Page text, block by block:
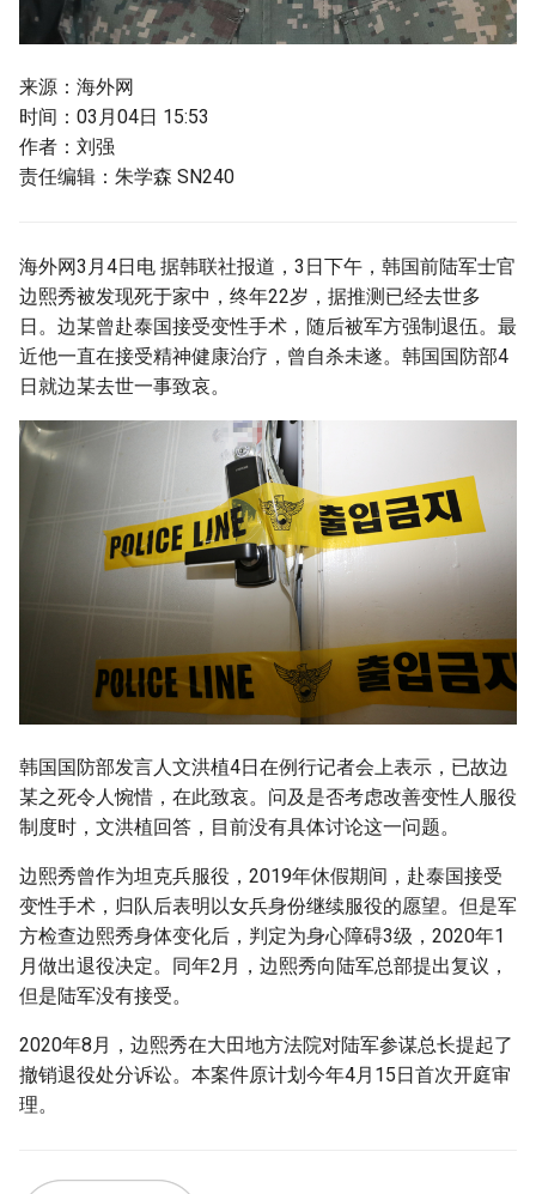
来源：海外网
时间：03月04日 15:53
作者：刘强
责任编辑：朱学森 SN240
海外网3月4日电 据韩联社报道，3日下午，韩国前陆军士官
边熙秀被发现死于家中，终年22岁，据推测已经去世多
日。边某曾赴泰国接受变性手术，随后被军方强制退伍。最
近他一直在接受精神健康治疗，曾自杀未遂。韩国国防部4
日就边某去世一事致哀。
韩国国防部发言人文洪植4日在例行记者会上表示，已故边
某之死令人惋惜，在此致哀。问及是否考虑改善变性人服役
制度时，文洪植回答，目前没有具体讨论这一问题。
边熙秀曾作为坦克兵服役，2019年休假期间，赴泰国接受
变性手术，归队后表明以女兵身份继续服役的愿望。但是军
方检查边熙秀身体变化后，判定为身心障碍3级，2020年1
月做出退役决定。同年2月，边熙秀向陆军总部提出复议，
但是陆军没有接受。
2020年8月，边熙秀在大田地方法院对陆军参谋总长提起了
撤销退役处分诉讼。本案件原计划今年4月15日首次开庭审
理。